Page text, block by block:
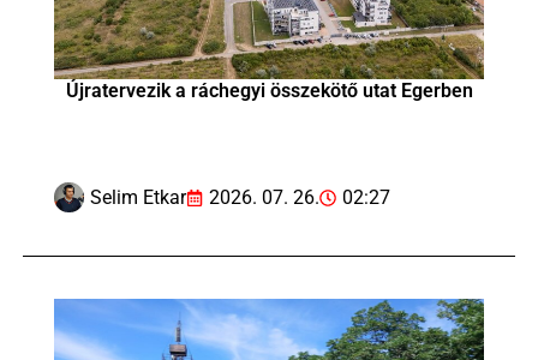
Újratervezik a ráchegyi összekötő utat Egerben
Selim Etkar 2026. 07. 26. 02:27